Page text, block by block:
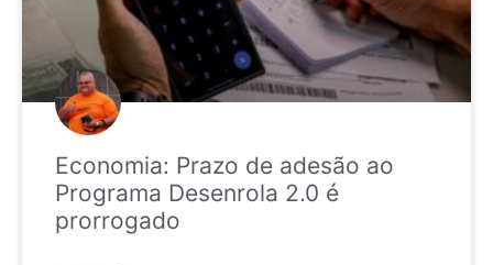
Economia: Prazo de adesão ao
Programa Desenrola 2.0 é
prorrogado